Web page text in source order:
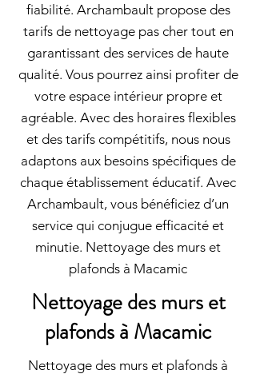
fiabilité. Archambault propose des
tarifs de nettoyage pas cher tout en
garantissant des services de haute
qualité. Vous pourrez ainsi profiter de
votre espace intérieur propre et
agréable. Avec des horaires flexibles
et des tarifs compétitifs, nous nous
adaptons aux besoins spécifiques de
chaque établissement éducatif. Avec
Archambault, vous bénéficiez d’un
service qui conjugue efficacité et
minutie. Nettoyage des murs et
plafonds à Macamic
Nettoyage des murs et
plafonds à Macamic
Nettoyage des murs et plafonds à